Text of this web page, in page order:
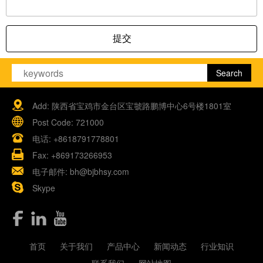
提交
Add: 陕西省宝鸡市金台区宝虢路鹏博中心6号楼1801室
Post Code: 721000
电话: +8618791778801
Fax: +869173266953
电子邮件: bh@bjbhsy.com
Skype
首页 关于我们 产品中心 新闻动态
行业知识